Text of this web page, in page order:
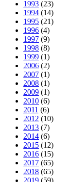
1993 (23)
1994 (14)
1995 (21)
1996 (4)
1997 (9)
1998 (8)
1999 (1)
2006 (2)
2007 (1)
2008 (1)
2009 (1)
2010 (6)
2011 (6)
2012 (10)
2013 (7)
2014 (6)
2015 (12)
2016 (15)
2017 (65)
2018 (65)